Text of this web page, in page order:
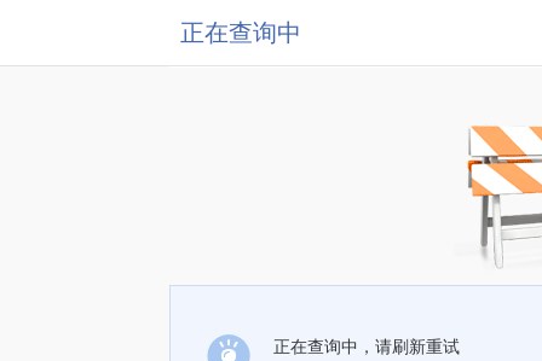
正在查询中
正在查询中，请刷新重试